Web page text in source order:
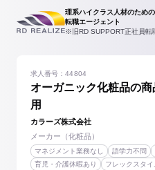
理系ハイクラス人材のための
転職エージェント
※旧RD SUPPORT正社員転
オーガニック化粧品の
用
求人番号：44804
カラーズ株式会社
メーカー（化粧品）
マネジメント業務なし 語学力不問
育児・介護休暇あり
フレックスタイ